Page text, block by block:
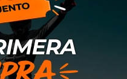
Candado Oxford